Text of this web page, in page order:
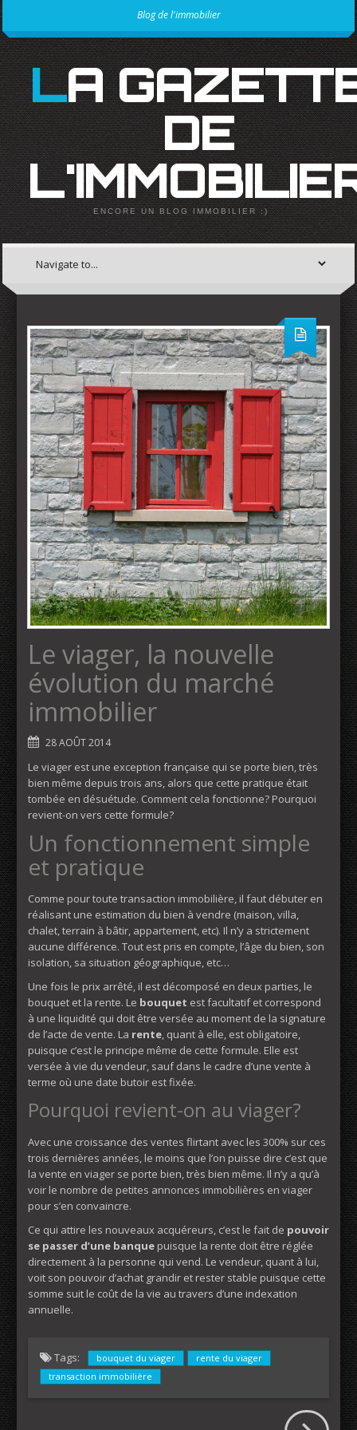
Blog de l'immobilier
LA GAZETTE
DE
ENCORE UN BLOG IMMOBILIER :)
Le viager, la nouvelle
évolution du marché
immobilier
28 AOÛT 2014
Le viager est une exception française qui se porte bien, très
bien même depuis trois ans, alors que cette pratique était
tombée en désuétude. Comment cela fonctionne? Pourquoi
revient-on vers cette formule?
Un fonctionnement simple
et pratique
Comme pour toute transaction immobilière, il faut débuter en
réalisant une estimation du bien à vendre (maison, villa,
chalet, terrain à bâtir, appartement, etc). Il n’y a strictement
aucune différence. Tout est pris en compte, l’âge du bien, son
isolation, sa situation géographique, etc…
Une fois le prix arrêté, il est décomposé en deux parties, le
bouquet et la rente. Le bouquet est facultatif et correspond
à une liquidité qui doit être versée au moment de la signature
de l’acte de vente. La rente, quant à elle, est obligatoire,
puisque c’est le principe même de cette formule. Elle est
versée à vie du vendeur, sauf dans le cadre d’une vente à
terme où une date butoir est fixée.
Pourquoi revient-on au viager?
Avec une croissance des ventes flirtant avec les 300% sur ces
trois dernières années, le moins que l’on puisse dire c’est que
la vente en viager se porte bien, très bien même. Il n’y a qu’à
voir le nombre de petites annonces immobilières en viager
pour s’en convaincre.
Ce qui attire les nouveaux acquéreurs, c’est le fait de pouvoir
se passer d’une banque puisque la rente doit être réglée
directement à la personne qui vend. Le vendeur, quant à lui,
voit son pouvoir d’achat grandir et rester stable puisque cette
somme suit le coût de la vie au travers d’une indexation
annuelle.
Tags: bouquet du viager
rente du viager
transaction immobilière